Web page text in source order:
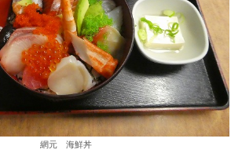
網元 海鮮丼